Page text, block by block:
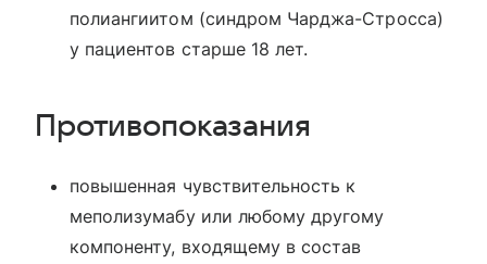
полиангиитом (синдром Чарджа-Стросса)
у пациентов старше 18 лет.
Противопоказания
повышенная чувствительность к
меполизумабу или любому другому
компоненту, входящему в состав